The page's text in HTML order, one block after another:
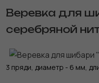
Веревка для
серебряной
3 пряди, диаметр - 6 мм,